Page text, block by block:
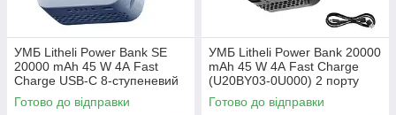
УМБ Litheli Power Bank SE
20000 mAh 45 W 4А Fast
Charge USB-C 8-ступеневий
захист U20BY09-0U000 Li-Pol
батарея
Готово до відправки
УМБ Litheli Power Bank 20000
mAh 45 W 4А Fast Charge
(U20BY03-0U000) 2 порту
USB-A та USB-C
Готово до відправки